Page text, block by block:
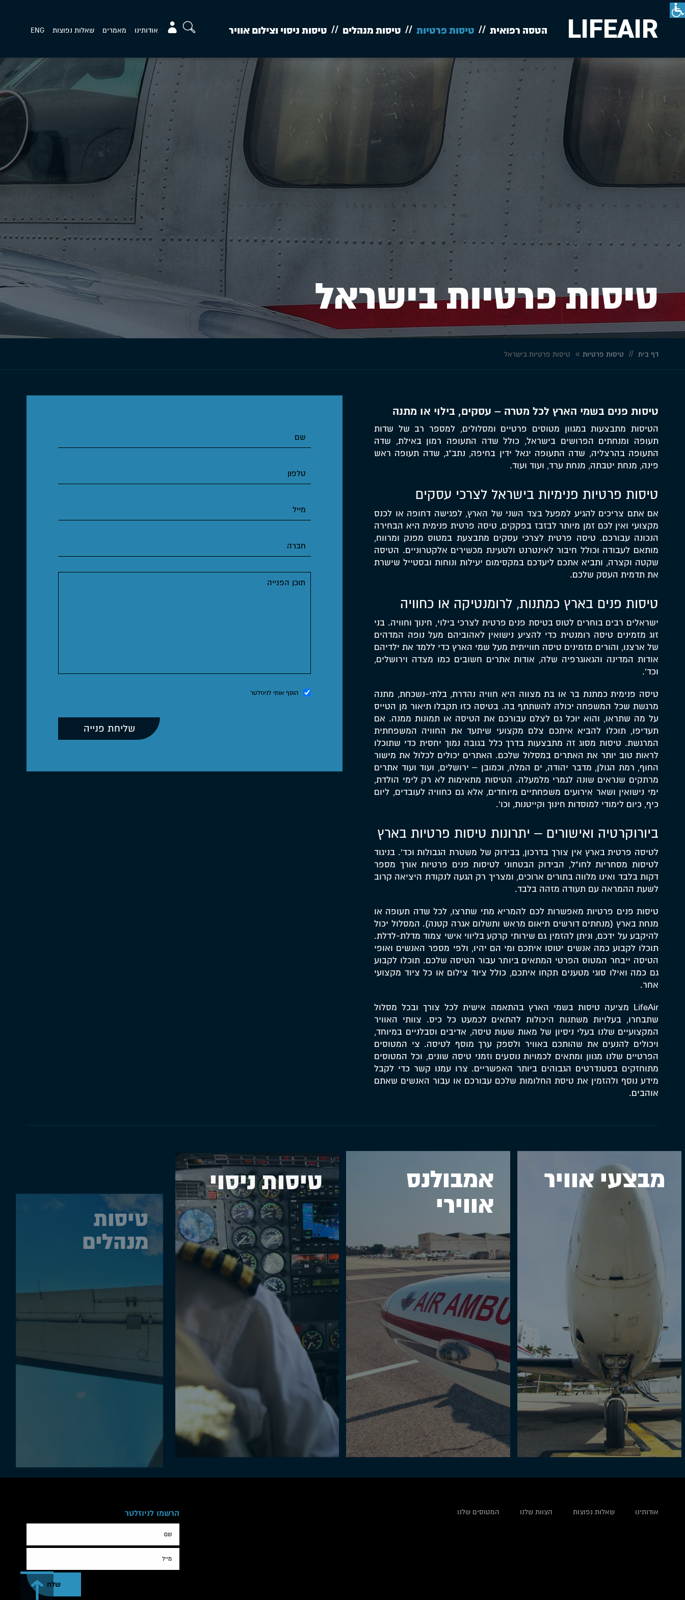
LIFEAIR הטסה רפואית טיסות פרטיות טיסות מנהלים טיסות ניסוי וצילום אוויר אודותינו מאמרים שאלות נפוצות ENG
טיסות פרטיות בישראל
דף בית // טיסות פרטיות » טיסות פרטיות בישראל
טיסות פנים בשמי הארץ לכל מטרה – עסקים, בילוי או מתנה
הטיסות מתבצעות במגוון מטוסים פרטיים ומסלולים, למספר רב של שדות
תעופה ומנחתים הפרושים בישראל, כולל שדה התעופה רמון באילת, שדה
התעופה בהרצליה, שדה התעופה יגאל ידין בחיפה, נתב"ג, שדה תעופה ראש
פינה, מנחת יטבתה, מנחת ערד, ועוד ועוד.
טיסות פרטיות פנימיות בישראל לצרכי עסקים
אם אתם צריכים להגיע למפעל בצד השני של הארץ, לפגישה דחופה או לכנס
מקצועי ואין לכם זמן מיותר לבזבז בפקקים, טיסה פרטית פנימית היא הבחירה
הנכונה עבורכם. טיסה פרטית לצרכי עסקים מתבצעת במטוס מפנק ומרווח,
מותאם לעבודה וכולל חיבור לאינטרנט ולטעינת מכשירים אלקטרוניים. הטיסה
שקטה וקצרה, ותביא אתכם ליעדכם במקסימום יעילות ונוחות ובסטייל שישרת
את תדמית העסק שלכם.
טיסות פנים בארץ כמתנות, לרומנטיקה או כחוויה
ישראלים רבים בוחרים לטוס בטיסת פנים פרטית לצרכי בילוי, חינוך וחוויה. בני
זוג מזמינים טיסה רומנטית כדי להציע נישואין לאהוביהם מעל נופה המדהים
של ארצנו, והורים מזמינים טיסה חווייתית מעל שמי הארץ כדי ללמד את ילדיהם
אודות המדינה והגאוגרפיה שלה, אודות אתרים חשובים כמו מצדה וירושלים,
וכד'.
טיסה פנימית כמתנת בר או בת מצווה היא חוויה נהדרת, בלתי-נשכחת, מתנה
מרגשת שכל המשפחה יכולה להשתתף בה. בטיסה כזו תקבלו תיאור מן הטייס
על מה שתראו, והוא יוכל גם לצלם עבורכם את הטיסה או תמונות ממנה. אם
תעדיפו, תוכלו להביא איתכם צלם מקצועי שיתעד את החוויה המשפחתית
המרגשת. טיסות מסוג זה מתבצעות בדרך כלל בגובה נמוך יחסית כדי שתוכלו
לראות טוב יותר את האתרים במסלול שלכם. האתרים יכולים לכלול את מישור
החוף, רמת הגולן, מדבר יהודה, ים המלח, וכמובן – ירושלים, ועוד ועוד אתרים
מרתקים שנראים שונה לגמרי מלמעלה. הטיסות מתאימות לא רק לימי הולדת,
ימי נישואין ושאר אירועים משפחתיים מיוחדים, אלא גם כחוויה לעובדים, ליום
כיף, כיום לימודי למוסדות חינוך וקייטנות, וכו'.
ביורוקרטיה ואישורים – יתרונות טיסות פרטיות בארץ
לטיסה פרטית בארץ אין צורך בדרכון, בבידוק של משטרת הגבולות וכד'. בניגוד
לטיסות מסחריות לחו"ל, הבידוק הבטחוני לטיסות פנים פרטיות אורך מספר
דקות בלבד ואינו מלווה בתורים ארוכים, ומצריך רק הגעה לנקודת היציאה קרוב
לשעת ההמראה עם תעודה מזהה בלבד.
טיסות פנים פרטיות מאפשרות לכם להמריא מתי שתרצו, לכל שדה תעופה או
מנחת בארץ (מנחתים דורשים תיאום מראש ותשלום אגרה קטנה). המסלול יכול
להיקבע על ידכם, וניתן להזמין גם שירותי קרקע בליווי אישי צמוד מדלת-לדלת.
תוכלו לקבוע כמה אנשים יטוסו איתכם ומי הם יהיו, ולפי מספר האנשים ואופי
הטיסה ייבחר המטוס הפרטי המתאים ביותר עבור הטיסה שלכם. תוכלו לקבוע
גם כמה ואילו סוגי מטענים תקחו איתכם, כולל ציוד צילום או כל ציוד מקצועי
אחר.
LifeAir מציעה טיסות בשמי הארץ בהתאמה אישית לכל צורך ובכל מסלול
שתבחרו, בעלויות משתנות היכולות להתאים לכמעט כל כיס. צוותי האוויר
המקצועיים שלנו בעלי ניסיון של מאות שעות טיסה, אדיבים וסבלניים במיוחד,
ויכולים להנעים את שהותכם באוויר ולספק ערך מוסף לטיסה. צי המטוסים
הפרטיים שלנו מגוון ומתאים לכמויות נוסעים וזמני טיסה שונים, וכל המטוסים
מתוחזקים בסטנדרטים הגבוהים ביותר האפשריים. צרו עמנו קשר כדי לקבל
מידע נוסף ולהזמין את טיסת החלומות שלכם עבורכם או עבור האנשים שאתם
אוהבים.
הוסף אותי לניוזלטר
מבצעי אוויר
אמבולנס
אווירי
טיסות ניסוי
טיסות
מנהלים
אודותינו שאלות נפוצות הצוות שלנו המטוסים שלנו הרשמו לניוזלטר